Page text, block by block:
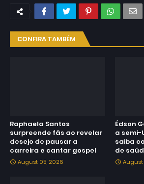
CONFIRA TAMBÉM
Raphaela Santos
surpreende fãs ao revelar
desejo de pausar a
carreira e cantar gospel
August 05, 2026
Édson
a semi-
saiba
de
August